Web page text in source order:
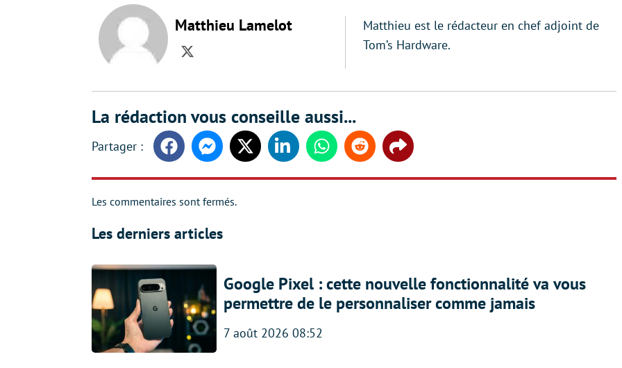
Matthieu Lamelot
Twitter
Matthieu est le rédacteur en chef adjoint de
Tom’s Hardware.
La rédaction vous conseille aussi...
FacebookMessengerTwitter LinkedinWhatsappReddit Share
Les commentaires sont fermés.
Les derniers articles
Google Pixel : cette nouvelle fonctionnalité va vous
permettre de le personnaliser comme jamais
7 août 2026 08:52